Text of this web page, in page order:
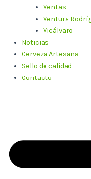
Ventas
Ventura
Vicálvaro
Noticias
Cerveza Artesana
Sello de calidad
Contacto